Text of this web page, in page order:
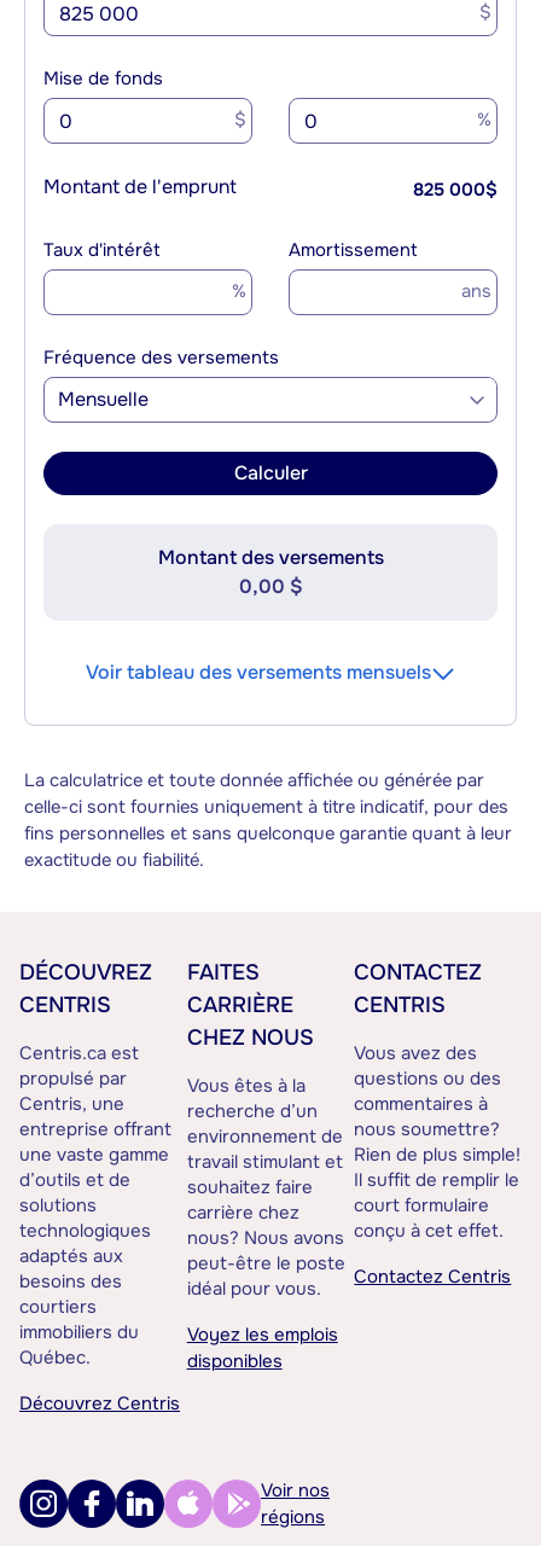
$
Mise de fonds
$ %
Montant de l'emprunt 825 000$
Taux d'intérêt
%
Amortissement
ans
Fréquence des versements
Mensuelle
Calculer
Montant des versements
0,00 $
Voir tableau des versements mensuels
La calculatrice et toute donnée affichée ou générée par
celle-ci sont fournies uniquement à titre indicatif, pour des
fins personnelles et sans quelconque garantie quant à leur
exactitude ou fiabilité.
DÉCOUVREZ
CENTRIS
Centris.ca est
propulsé par
Centris, une
entreprise offrant
une vaste gamme
d’outils et de
solutions
technologiques
adaptés aux
besoins des
courtiers
immobiliers du
Québec.
Découvrez Centris
FAITES
CARRIÈRE
CHEZ NOUS
Vous êtes à la
recherche d’un
environnement de
travail stimulant et
souhaitez faire
carrière chez
nous? Nous avons
peut-être le poste
idéal pour vous.
Voyez les emplois
disponibles
CONTACTEZ
CENTRIS
Vous avez des
questions ou des
commentaires à
nous soumettre?
Rien de plus simple!
Il suffit de remplir le
court formulaire
conçu à cet effet.
Contactez Centris
Voir nos
régions